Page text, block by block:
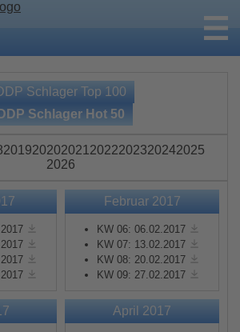
Schlager Top 100
DDP Schlager Hot 50
201920202021 2022202320242025
2026
Februar 2017
KW 06: 06.02.2017
KW 07: 13.02.2017
KW 08: 20.02.2017
KW 09: 27.02.2017
April 2017